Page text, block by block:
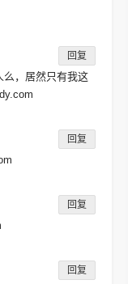
回复
么，居然只有我这
回复
回复
回复